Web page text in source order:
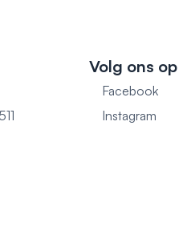
Volg ons op
Facebook
Instagram